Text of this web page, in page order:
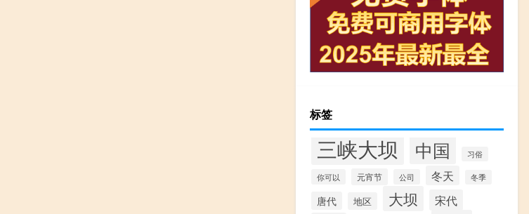
标签
三峡大坝 中国 习俗
你可以 元宵节 公司 冬天 冬季
唐代 地区 大坝 宋代